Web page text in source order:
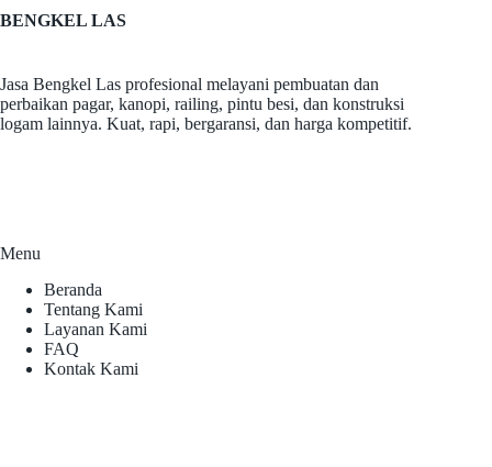
BENGKEL LAS
Jasa Bengkel Las profesional melayani pembuatan dan
perbaikan pagar, kanopi, railing, pintu besi, dan konstruksi
logam lainnya. Kuat, rapi, bergaransi, dan harga kompetitif.
Menu
Beranda
Tentang Kami
Layanan Kami
FAQ
Kontak Kami